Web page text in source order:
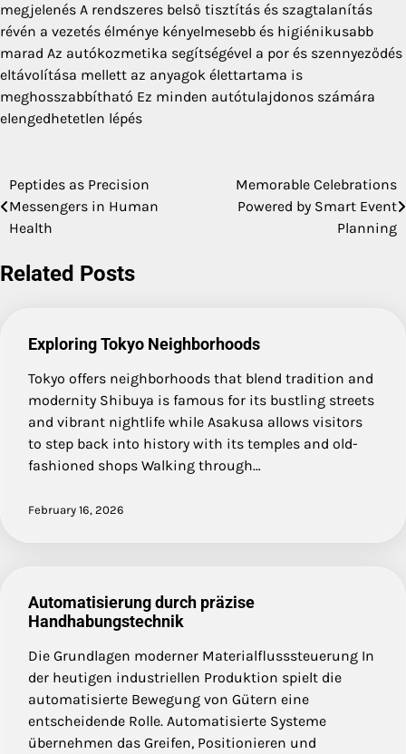
megjelenés A rendszeres belső tisztítás és szagtalanítás
révén a vezetés élménye kényelmesebb és higiénikusabb
marad Az autókozmetika segítségével a por és szennyeződés
eltávolítása mellett az anyagok élettartama is
meghosszabbítható Ez minden autótulajdonos számára
elengedhetetlen lépés
Post
navigation
Peptides as Precision
Messengers in Human
Health
Memorable Celebrations
Powered by Smart Event
Planning
Related Posts
Exploring Tokyo Neighborhoods
Tokyo offers neighborhoods that blend tradition and
modernity Shibuya is famous for its bustling streets
and vibrant nightlife while Asakusa allows visitors
to step back into history with its temples and old-
fashioned shops Walking through…
February 16, 2026
Automatisierung durch präzise
Handhabungstechnik
Die Grundlagen moderner Materialflusssteuerung In
der heutigen industriellen Produktion spielt die
automatisierte Bewegung von Gütern eine
entscheidende Rolle. Automatisierte Systeme
übernehmen das Greifen, Positionieren und